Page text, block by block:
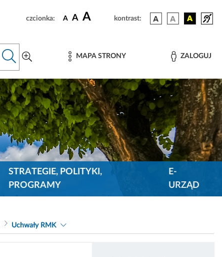
czcionka: A A A kontrast:
MAPA STRONY ZALOGUJ
STRATEGIE, POLITYKI,
PROGRAMY
E-
URZĄD
Uchwały RMK